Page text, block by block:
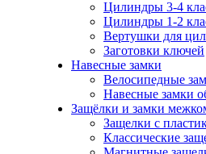
Цилиндры 3-4
Цилиндры 1-2
Вертушки для
Заготовки ключей
Навесные замки
Велосипедные
Навесные замки
Защёлки и замки
Защелки с
Классические